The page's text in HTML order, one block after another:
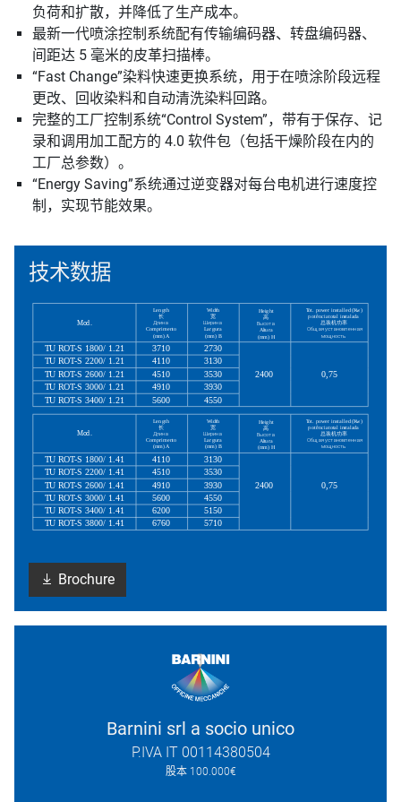
负荷和扩散，并降低了生产成本。
最新一代喷涂控制系统配有传输编码器、转盘编码器、
间距达 5 毫米的皮革扫描棒。
“Fast Change”染料快速更换系统，用于在喷涂阶段远程
更改、回收染料和自动清洗染料回路。
完整的工厂控制系统“Control System”，带有于保存、记
录和调用加工配方的 4.0 软件包（包括干燥阶段在内的
工厂总参数）。
“Energy Saving”系统通过逆变器对每台电机进行速度控
制，实现节能效果。
技术数据
Brochure
Barnini srl a socio unico
P.IVA IT 00114380504
股本 100.000€